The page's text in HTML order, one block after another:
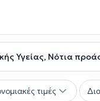
Υγείας, Νότια
τιμές